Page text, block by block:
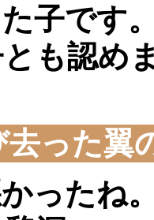
子です
も認め
去った翼
かったね